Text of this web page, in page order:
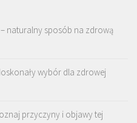
naturalny sposób na zdrową
wybór dla zdrowej
przyczyny i objawy tej